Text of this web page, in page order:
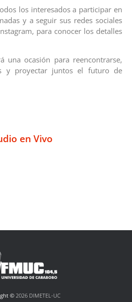
los interesados a participar en
y a seguir sus redes sociales
para conocer los detalles
una ocasión para reencontrarse,
y proyectar juntos el futuro de
en Vivo
© 2026 DIMETEL-UC